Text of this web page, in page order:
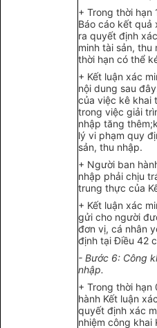
+ Trong thời
Báo cáo kết quả
ra quyết định
minh tài sản,
thời hạn có thể
+ Kết luận xác
nội dung sau
của việc kê khai
trong việc giải
nhập tăng
lý vi phạm quy
sản, thu nhập.
+ Người ban
nhập phải chịu
trung thực của
+ Kết luận xác
gửi cho người
đơn vị, cá nhân
định tại Điều 42
- Bước 6: Công
nhập.
+ Trong thời
hành Kết luận
quyết định xác
nhiệm công khai